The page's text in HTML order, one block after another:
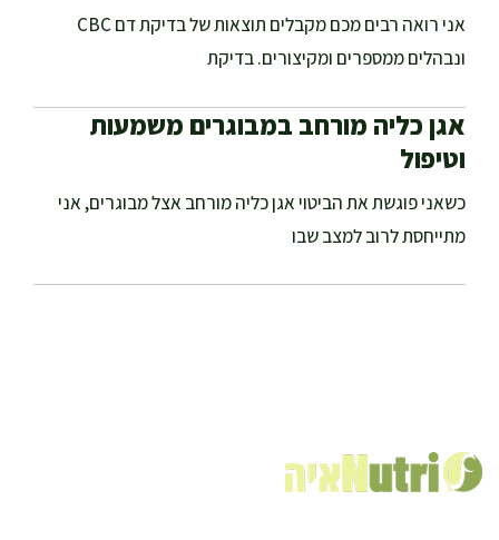
אני רואה רבים מכם מקבלים תוצאות של בדיקת דם CBC
ונבהלים ממספרים ומקיצורים. בדיקת
אגן כליה מורחב במבוגרים משמעות
וטיפול
כשאני פוגשת את הביטוי אגן כליה מורחב אצל מבוגרים, אני
מתייחסת לרוב למצב שבו